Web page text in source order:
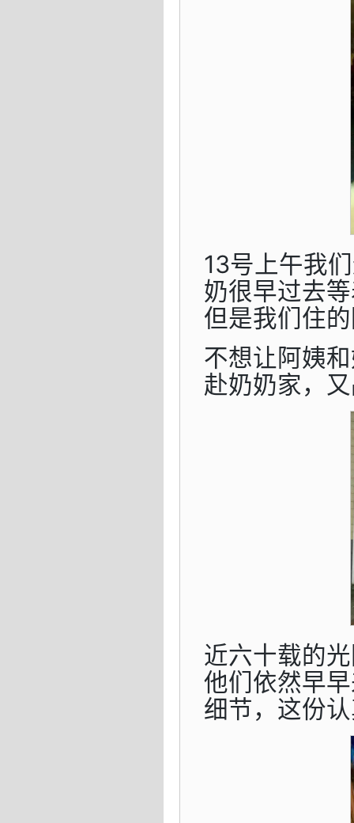
13号上午我
奶很早过去
但是我们住
不想让阿姨
赴奶奶家，
近六十载的
他们依然早
细节，这份